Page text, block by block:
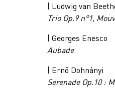
| Ludwig van
Trio Op.9 n°1,
| Georges Enesco
Aubade
| Ernő Dohnányi
Serenade Op.10 :